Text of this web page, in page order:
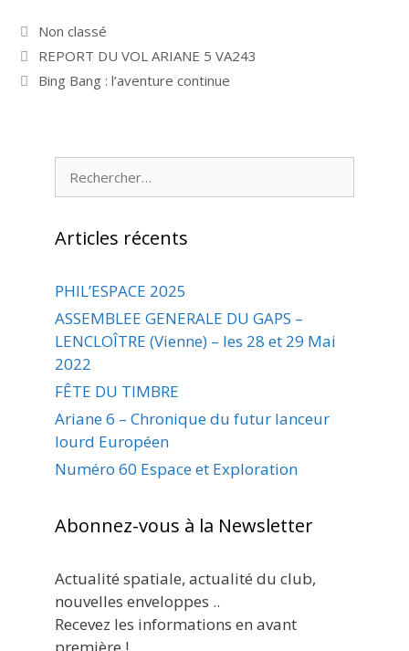
Catégories
Non classé
REPORT DU VOL ARIANE 5 VA243
Bing Bang : l’aventure continue
Rechercher :
Articles récents
PHIL’ESPACE 2025
ASSEMBLEE GENERALE DU GAPS –
LENCLOÎTRE (Vienne) – les 28 et 29 Mai
2022
FÊTE DU TIMBRE
Ariane 6 – Chronique du futur lanceur
lourd Européen
Numéro 60 Espace et Exploration
Abonnez-vous à la Newsletter
Actualité spatiale, actualité du club,
nouvelles enveloppes ..
Recevez les informations en avant